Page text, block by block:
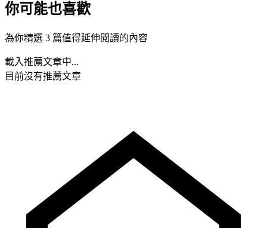
你可能也喜歡
為你精選 3 篇值得延伸閱讀的內容
載入推薦文章中...
目前沒有推薦文章